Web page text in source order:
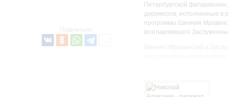
Поделиться:
Петербургской
дирижеров, исполненные в
программы Евгения
возглавлявшего
художнику в 1930-е годы,
маховик репрессий